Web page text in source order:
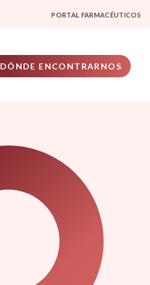
PORTAL FARMACÉUTICOS
DÓNDE ENCONTRARNOS